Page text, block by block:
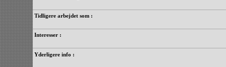
Tidligere arbejdet som :
Interesser :
Yderligere info :